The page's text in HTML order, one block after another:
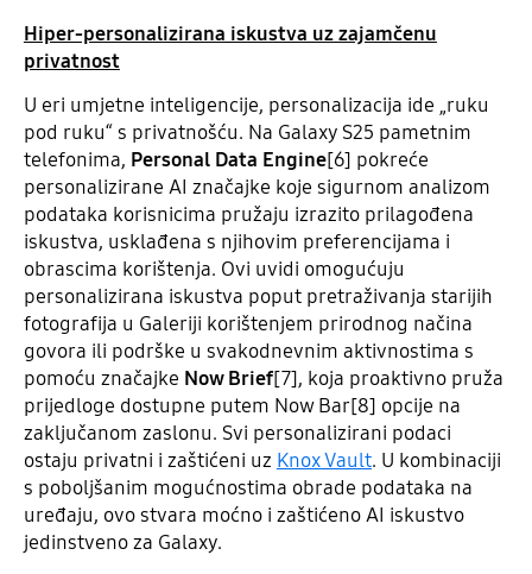
Hiper-personalizirana iskustva uz zajamčenu
privatnost
U eri umjetne inteligencije, personalizacija ide „ruku
pod ruku“ s privatnošću. Na Galaxy S25 pametnim
telefonima, Personal Data Engine[6] pokreće
personalizirane AI značajke koje sigurnom analizom
podataka korisnicima pružaju izrazito prilagođena
iskustva, usklađena s njihovim preferencijama i
obrascima korištenja. Ovi uvidi omogućuju
personalizirana iskustva poput pretraživanja starijih
fotografija u Galeriji korištenjem prirodnog načina
govora ili podrške u svakodnevnim aktivnostima s
pomoću značajke Now Brief[7], koja proaktivno pruža
prijedloge dostupne putem Now Bar[8] opcije na
zaključanom zaslonu. Svi personalizirani podaci
ostaju privatni i zaštićeni uz Knox Vault. U kombinaciji
s poboljšanim mogućnostima obrade podataka na
uređaju, ovo stvara moćno i zaštićeno AI iskustvo
jedinstveno za Galaxy.